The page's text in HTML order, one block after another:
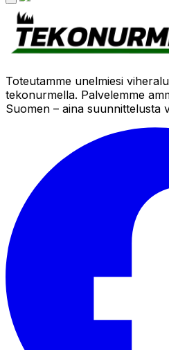
Toteutamme unelmiesi
tekonurmella. Palvelemme
Suomen – aina suunnittelusta